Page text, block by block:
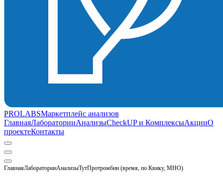
PROLABSМаркетплейс анализов
ГлавнаяЛабораторииАнализыCheckUP и КомплексыАкцииО
проектеКонтакты
ГлавнаяЛабораторииАнализыТутПротромбин (время, по Квику, МНО)